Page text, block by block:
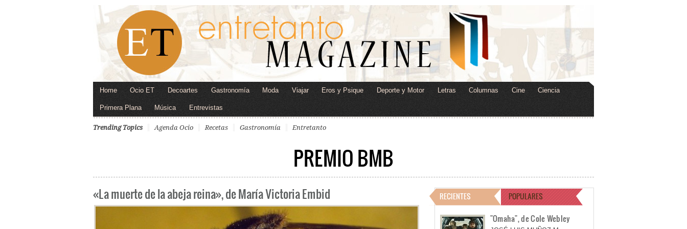
Home Ocio ET Decoartes Gastronomía Moda Viajar Eros y Psique Deporte y Motor Letras Columnas Cine Ciencia
Primera Plana Música Entrevistas
Trending Topics Agenda Ocio Recetas Gastronomía Entretanto
PREMIO BMB
«La muerte de la abeja reina», de María Victoria Embid RECIENTES POPULARES
"Omaha", de Cole Webley